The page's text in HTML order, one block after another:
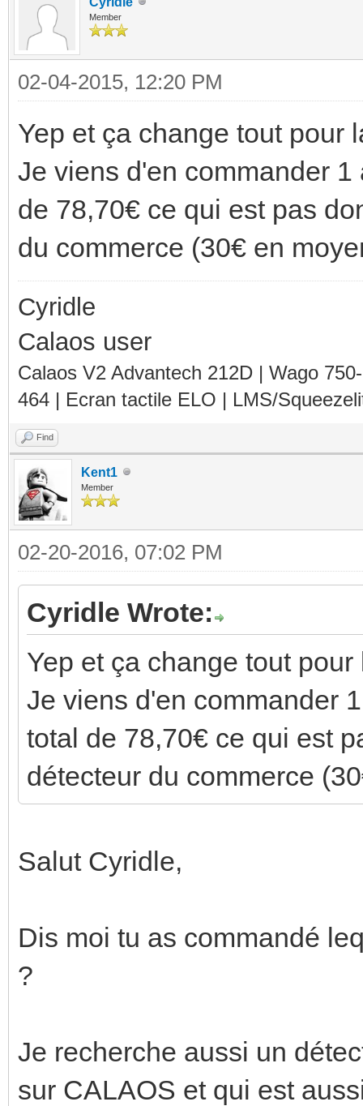
Member
02-04-2015, 12:20 PM
Yep et ça change tout pour
Je viens d'en commander
de 78,70€ ce qui est pas
du commerce (30€ en
Cyridle
Calaos user
Calaos V2 Advantech 212D | Wago
464 | Ecran tactile ELO | LMS/
Find
Kent1
Member
02-20-2016, 07:02 PM
Cyridle Wrote:
Yep et ça change tout
Je viens d'en commander
total de 78,70€ ce qui est
détecteur du commerce
Salut Cyridle,
Dis moi tu as commandé
?
Je recherche aussi un
sur CALAOS et qui est